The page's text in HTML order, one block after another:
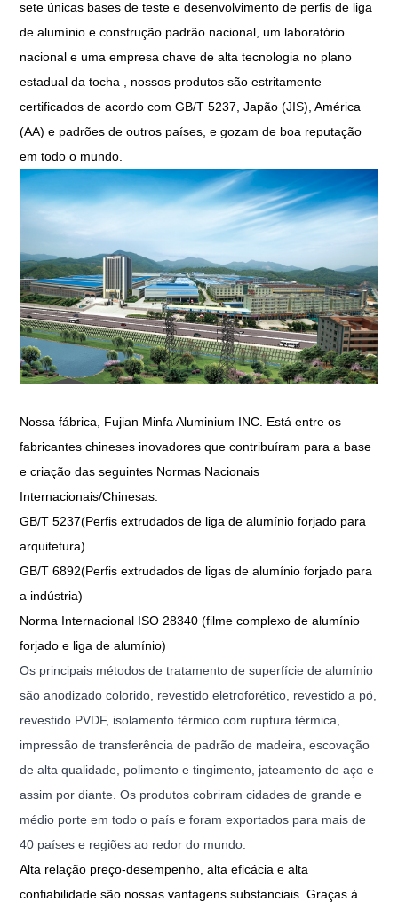
sete únicas bases de teste e desenvolvimento de perfis de liga
de alumínio e construção padrão nacional, um laboratório
nacional e uma empresa chave de alta tecnologia no plano
estadual da tocha , nossos produtos são estritamente
certificados de acordo com GB/T 5237, Japão (JIS), América
(AA) e padrões de outros países, e gozam de boa reputação
em todo o mundo.
Nossa fábrica, Fujian Minfa Aluminium INC. Está entre os
fabricantes chineses inovadores que contribuíram para a base
e criação das seguintes Normas Nacionais
Internacionais/Chinesas:
GB/T 5237(Perfis extrudados de liga de alumínio forjado para
arquitetura)
GB/T 6892(Perfis extrudados de ligas de alumínio forjado para
a indústria)
Norma Internacional ISO 28340 (filme complexo de alumínio
forjado e liga de alumínio)
Os principais métodos de tratamento de superfície de alumínio
são anodizado colorido, revestido eletroforético, revestido a pó,
revestido PVDF, isolamento térmico com ruptura térmica,
impressão de transferência de padrão de madeira, escovação
de alta qualidade, polimento e tingimento, jateamento de aço e
assim por diante. Os produtos cobriram cidades de grande e
médio porte em todo o país e foram exportados para mais de
40 países e regiões ao redor do mundo.
Alta relação preço-desempenho, alta eficácia e alta
confiabilidade são nossas vantagens substanciais. Graças à